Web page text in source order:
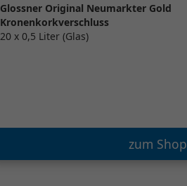
Glossner Original Neumarkter Gold
Kronenkorkverschluss
20 x 0,5 Liter (Glas)
zum Shop